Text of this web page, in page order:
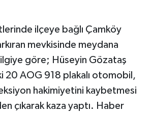
ilçeye bağlı Çamköy
mevkisinde meydana
göre; Hüseyin Gözataş
20 AOG 918 plakalı otomobil,
hakimiyetini kaybetmesi
çıkarak kaza yaptı. Haber